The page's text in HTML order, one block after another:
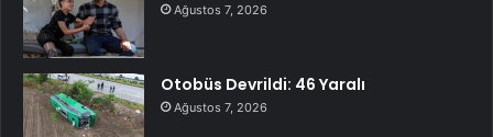
Ağustos 7, 2026
Otobüs Devrildi: 46 Yaralı
Ağustos 7, 2026